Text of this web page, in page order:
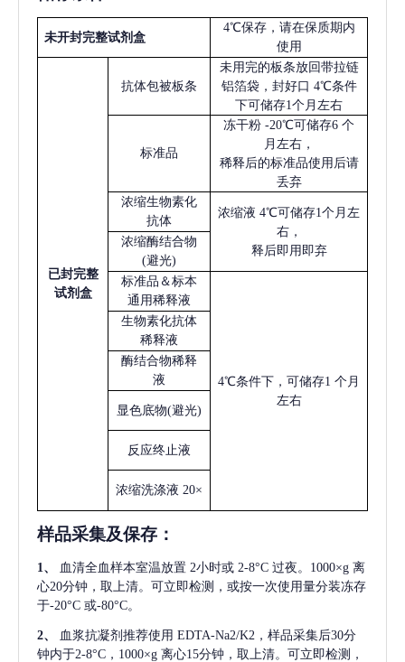
未开封完整试剂盒
4℃保存，请在保质期内
使用
已封完整
试剂盒
抗体包被板条
未用完的板条放回带拉链
铝箔袋，封好口 4℃条件
下可储存1个月左右
标准品
冻干粉 -20℃可储存6 个
月左右，
稀释后的标准品使用后请
丢弃
浓缩生物素化
抗体
浓缩液 4℃可储存1个月左
右，
释后即用即弃
浓缩酶结合物
(避光)
标准品＆标本
通用稀释液
4℃条件下，可储存1 个月
左右
生物素化抗体
稀释液
酶结合物稀释
液
显色底物(避光)
反应终止液
浓缩洗涤液 20×
样品采集及保存 ：
1、 血清全血样本室温放置 2小时或 2-8°C 过夜。1000×g 离
心20分钟，取上清。可立即检测，或按一次使用量分装冻存
于-20°C 或-80°C。
2、 血浆抗凝剂推荐使用 EDTA-Na2/K2，样品采集后30分
钟内于2-8°C，1000×g 离心15分钟，取上清。可立即检测，